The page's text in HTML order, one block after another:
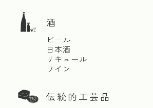
酒
ビール
日本酒
リキュール
ワイン
伝統的工芸品